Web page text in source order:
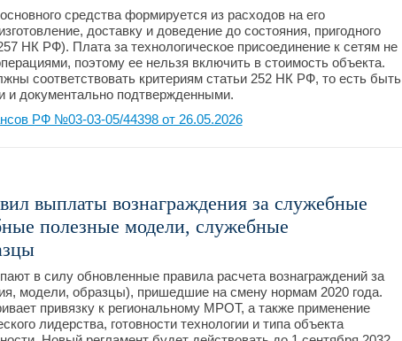
средства формируется из расходов на его
доставку и доведение до состояния, пригодного
НК РФ). Плата за технологическое присоединение к сетям не
поэтому ее нельзя включить в стоимость объекта.
соответствовать критериям статьи 252 НК РФ, то есть быть
и документально подтвержденными.
РФ №03-03-05/44398 от 26.05.2026
выплаты вознаграждения за служебные
полезные модели, служебные
в силу обновленные правила расчета вознаграждений за
модели, образцы), пришедшие на смену нормам 2020 года.
привязку к региональному МРОТ, а также применение
лидерства, готовности технологии и типа объекта